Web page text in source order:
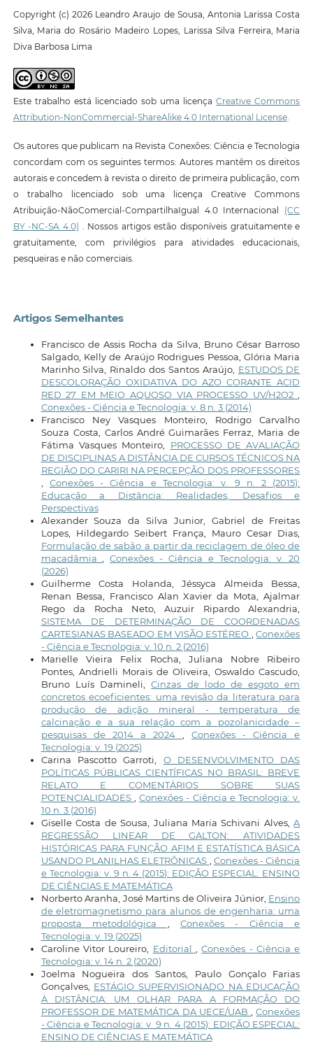
Copyright (c) 2026 Leandro Araujo de Sousa, Antonia Larissa Costa
Silva, Maria do Rosário Madeiro Lopes, Larissa Silva Ferreira, Maria
Diva Barbosa Lima
Este trabalho está licenciado sob uma licençaCreative Commons
Attribution-NonCommercial-ShareAlike 4.0 International License.
Os autores que publicam na Revista Conexões: Ciência e Tecnologia
concordam com os seguintes termos: Autores mantêm os direitos
autorais e concedem à revista o direito de primeira publicação, com
o trabalho licenciado sob uma licença Creative Commons
Atribuição-NãoComercial-CompartilhaIgual 4.0 Internacional (CC
BY -NC-SA 4.0) . Nossos artigos estão disponíveis gratuitamente e
gratuitamente, com privilégios para atividades educacionais,
pesqueiras e não comerciais.
Artigos Semelhantes
Francisco de Assis Rocha da Silva, Bruno César Barroso
Salgado, Kelly de Araújo Rodrigues Pessoa, Glória Maria
Marinho Silva, Rinaldo dos Santos Araújo, ESTUDOS DE
DESCOLORAÇÃO OXIDATIVA DO AZO CORANTE ACID
RED 27 EM MEIO AQUOSO VIA PROCESSO UV/H2O2
Conexões - Ciência e Tecnologia: v. 8 n. 3 (2014)
Francisco Ney Vasques Monteiro, Rodrigo Carvalho
Souza Costa, Carlos André Guimarães Ferraz, Maria de
Fátima Vasques Monteiro, PROCESSO DE AVALIAÇÃO
DE DISCIPLINAS A DISTÂNCIA DE CURSOS TÉCNICOS NA
REGIÃO DO CARIRI NA PERCEPÇÃO DOS PROFESSORES
Conexões - Ciência e Tecnologia: v. 9 n. 2 (2015):
Educação a Distância: Realidades, Desafios e
Perspectivas
Alexander Souza da Silva Junior, Gabriel de Freitas
Lopes, Hildegardo Seibert França, Mauro Cesar Dias,
Formulação de sabão a partir da reciclagem de óleo de
macadâmia
,Conexões - Ciência e Tecnologia: v. 20
(2026)
Guilherme Costa Holanda, Jéssyca Almeida Bessa,
Renan Bessa, Francisco Alan Xavier da Mota, Ajalmar
Rego da Rocha Neto, Auzuir Ripardo Alexandria,
SISTEMA DE DETERMINAÇÃO DE COORDENADAS
CARTESIANAS BASEADO EM VISÃO ESTÉREO
,Conexões
- Ciência e Tecnologia: v. 10 n. 2 (2016)
Marielle Vieira Felix Rocha, Juliana Nobre Ribeiro
Pontes, Andrielli Morais de Oliveira, Oswaldo Cascudo,
Bruno Luís Damineli,Cinzas de lodo de esgoto em
concretos ecoeficientes: uma revisão da literatura para
produção de adição mineral - temperatura de
calcinação e a sua relação com a pozolanicidade –
pesquisas de 2014 a 2024
,Conexões - Ciência e
Tecnologia: v. 19 (2025)
Carina Pascotto Garroti, O DESENVOLVIMENTO DAS
POLÍTICAS PÚBLICAS CIENTÍFICAS NO BRASIL: BREVE
RELATO E COMENTÁRIOS SOBRE SUAS
POTENCIALIDADES
,Conexões - Ciência e Tecnologia: v.
10 n. 3 (2016)
Giselle Costa de Sousa, Juliana Maria Schivani Alves,A
REGRESSÃO LINEAR DE GALTON: ATIVIDADES
HISTÓRICAS PARA FUNÇÃO AFIM E ESTATÍSTICA BÁSICA
USANDO PLANILHAS ELETRÔNICAS
Conexões - Ciência
e Tecnologia: v. 9 n. 4 (2015): EDIÇÃO ESPECIAL: ENSINO
DE CIÊNCIAS E MATEMÁTICA
Norberto Aranha, José Martins de Oliveira Júnior, Ensino
de eletromagnetismo para alunos de engenharia: uma
proposta metodológica
,Conexões - Ciência e
Tecnologia: v. 19 (2025)
Caroline Vitor Loureiro, Editorial ,Conexões - Ciência e
Tecnologia: v. 14 n. 2 (2020)
Joelma Nogueira dos Santos, Paulo Gonçalo Farias
Gonçalves, ESTÁGIO SUPERVISIONADO NA EDUCAÇÃO
À DISTÂNCIA: UM OLHAR PARA A FORMAÇÃO DO
PROFESSOR DE MATEMÁTICA DA UECE/UAB
,Conexões
- Ciência e Tecnologia: v. 9 n. 4 (2015): EDIÇÃO ESPECIAL:
ENSINO DE CIÊNCIAS E MATEMÁTICA